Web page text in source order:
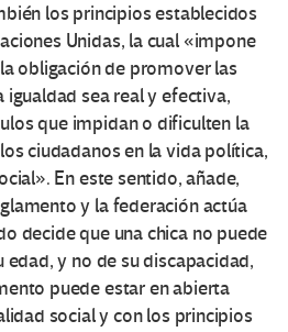
los principios establecidos
Unidas, la cual «impone
obligación de promover las
igualdad sea real y efectiva,
que impidan o dificulten la
ciudadanos en la vida política,
En este sentido, añade,
y la federación actúa
decide que una chica no puede
edad, y no de su discapacidad,
puede estar en abierta
social y con los principios